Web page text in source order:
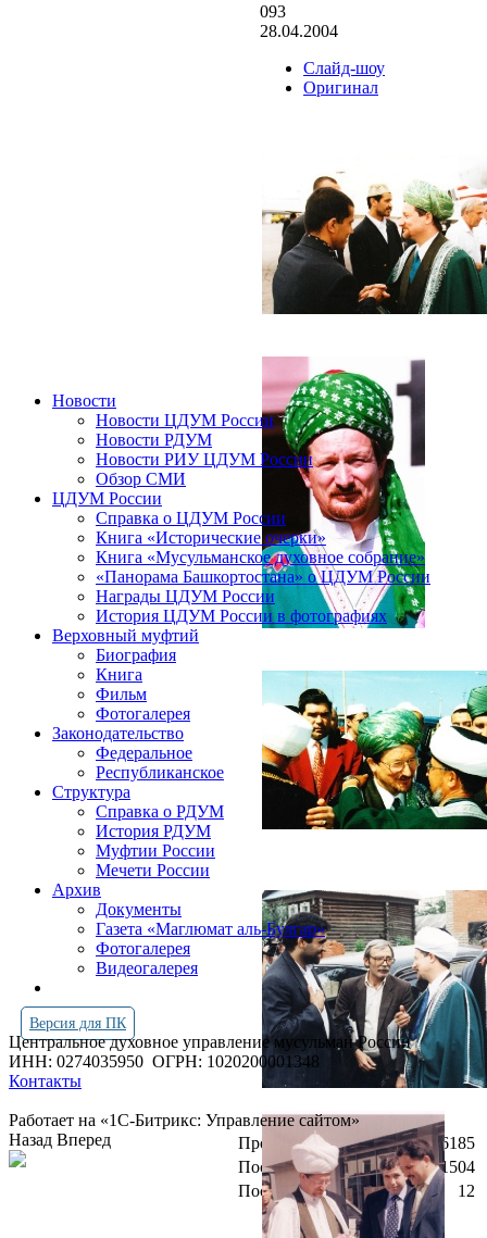
093
28.04.2004
Слайд-шоу
Оригинал
Новости
Новости ЦДУМ России
Новости РДУМ
Новости РИУ ЦДУМ России
Обзор СМИ
ЦДУМ России
Справка о ЦДУМ России
Книга «Исторические очерки»
Книга «Мусульманское духовное собрание»
«Панорама Башкортостана» о ЦДУМ России
Награды ЦДУМ России
История ЦДУМ России в фотографиях
Верховный муфтий
Биография
Книга
Фильм
Фотогалерея
Законодательство
Федеральное
Республиканское
Структура
Справка о РДУМ
История РДУМ
Муфтии России
Мечети России
Архив
Документы
Газета «Маглюмат аль-Булгар»
Фотогалерея
Видеогалерея
Версия для ПК
Центральное духовное управление мусульман России
ИНН: 0274035950 ОГРН: 1020200001348
Контакты
Работает на «1С-Битрикс: Управление сайтом»
Просмотров всего:
4266185
Посетителей сегодня:
1504
Посетителей в онлайн:
12
Назад Вперед